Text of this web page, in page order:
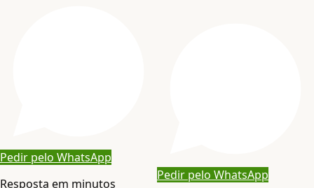
Pedir pelo WhatsApp
Resposta em minutos
Pedir pelo WhatsApp